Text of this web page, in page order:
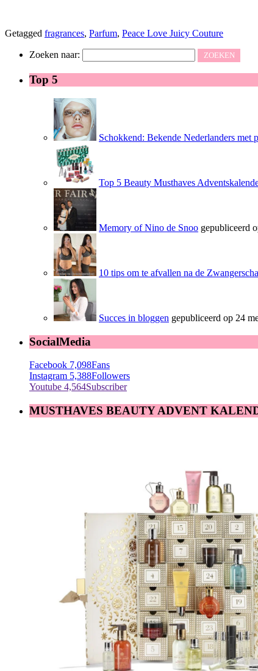
Getagged fragrances, Parfum, Peace Love Juicy Couture
Zoeken naar:
Top 5
Schokkend: Bekende Nederlanders met
Top 5 Beauty Musthaves
Memory of Nino de Snoo gepubliceerd
10 tips om te afvallen na de
Succes in bloggen gepubliceerd op 24
SocialMedia
Facebook 7,098Fans
Instagram 5,388Followers
Youtube 4,564Subscriber
MUSTHAVES BEAUTY ADVENT